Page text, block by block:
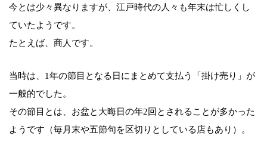
今とは少々異なりますが、江戸時代の人々も年末は忙しくし
ていたようです。
たとえば、商人です。
当時は、1年の節目となる日にまとめて支払う「掛け売り」が
一般的でした。
その節目とは、お盆と大晦日の年2回とされることが多かった
ようです（毎月末や五節句を区切りとしている店もあり）。